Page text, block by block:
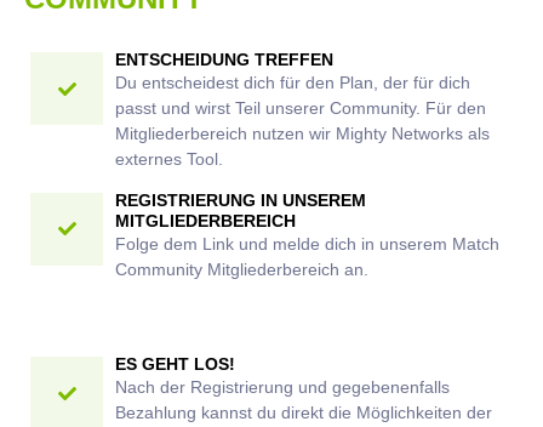
ENTSCHEIDUNG TREFFEN
Du entscheidest dich für den Plan, der für dich
passt und wirst Teil unserer Community. Für den
Mitgliederbereich nutzen wir Mighty Networks als
externes Tool.
REGISTRIERUNG IN UNSEREM
MITGLIEDERBEREICH
Folge dem Link und melde dich in unserem Match
Community Mitgliederbereich an.
ES GEHT LOS!
Nach der Registrierung und gegebenenfalls
Bezahlung kannst du direkt die Möglichkeiten der